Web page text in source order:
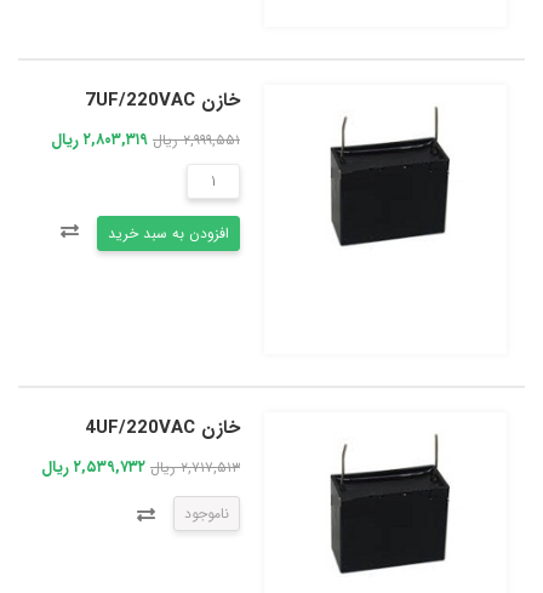
خازن 7UF/220VAC
۲,۹۹۹,۵۵۱ ریال ۲,۸۰۳,۳۱۹ ریال
افزودن به سبد خرید
خازن 4UF/220VAC
۲,۷۱۷,۵۱۳ ریال ۲,۵۳۹,۷۳۲ ریال
ناموجود